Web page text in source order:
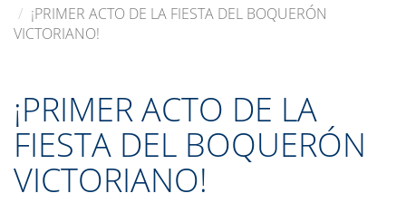
¡PRIMER ACTO DE LA FIESTA DEL BOQUERÓN
VICTORIANO!
¡PRIMER ACTO DE LA
FIESTA DEL BOQUERÓN
VICTORIANO!